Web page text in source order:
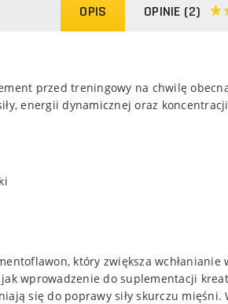
OPIS OPINIE (2)
przed treningowy na chwilę
energii dynamicznej oraz
który zwiększa
wprowadzenie do suplementacji
się do poprawy siły skurczu